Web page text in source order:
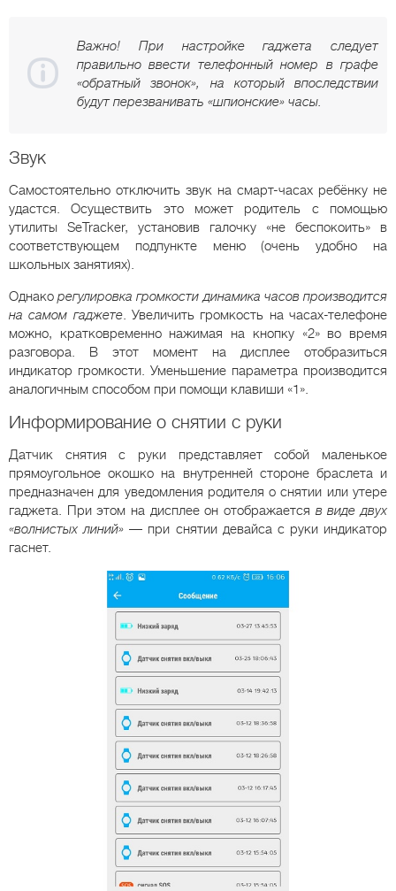
Важно! При настройке гаджета следует
правильно ввести телефонный номер в графе
«обратный звонок», на который впоследствии
будут перезванивать «шпионские» часы.
Звук
Самостоятельно отключить звук на смарт-часах ребёнку не
удастся. Осуществить это может родитель с помощью
утилиты SeTracker, установив галочку «не беспокоить» в
соответствующем подпункте меню (очень удобно на
школьных занятиях).
Однакорегулировка громкости динамика часов производится
на самом гаджете. Увеличить громкость на часах-телефоне
можно, кратковременно нажимая на кнопку «2» во время
разговора. В этот момент на дисплее отобразиться
индикатор громкости. Уменьшение параметра производится
аналогичным способом при помощи клавиши «1».
Информирование о снятии с руки
Датчик снятия с руки представляет собой маленькое
прямоугольное окошко на внутренней стороне браслета и
предназначен для уведомления родителя о снятии или утере
гаджета. При этом на дисплее он отображается в виде двух
«волнистых линий» — при снятии девайса с руки индикатор
гаснет.